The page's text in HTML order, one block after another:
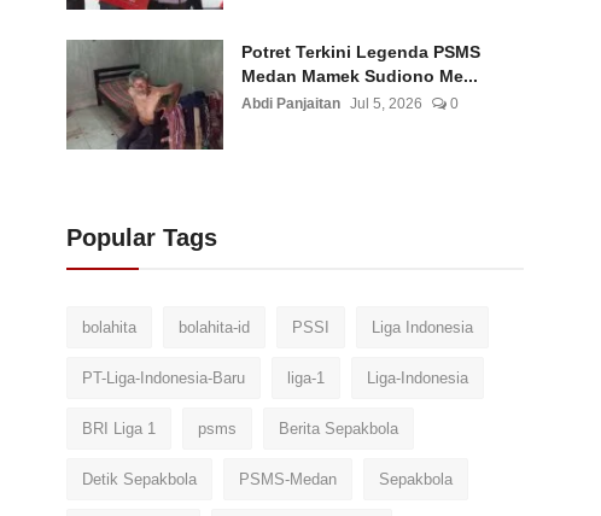
Potret Terkini Legenda PSMS
Medan Mamek Sudiono Me...
Abdi Panjaitan Jul 5, 2026 0
Popular Tags
bolahita bolahita-id PSSI Liga Indonesia
PT-Liga-Indonesia-Baru liga-1 Liga-Indonesia
BRI Liga 1 psms Berita Sepakbola
Detik Sepakbola PSMS-Medan Sepakbola